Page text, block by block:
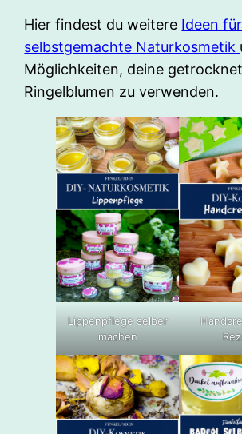
Hier findest du weitere Ideen für
selbstgemachte Naturkosmetik
Möglichkeiten, deine
Ringelblumen zu verwenden.
Lippenpflege selber
machen